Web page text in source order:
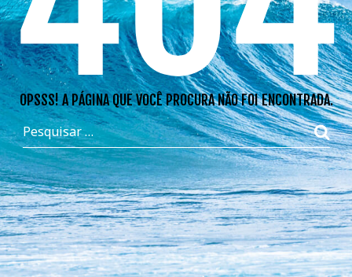
OPSSS! A PÁGINA QUE VOCÊ PROCURA NÃO FOI ENCONTRADA.